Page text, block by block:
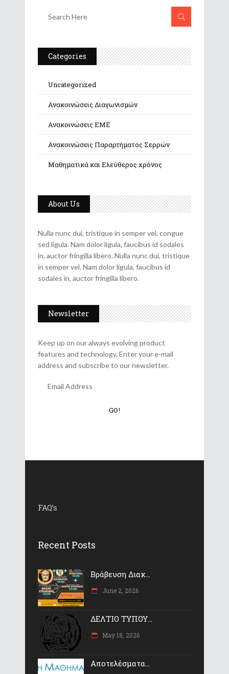
Categories
Uncategorized
Ανακοινώσεις Διαγωνισμών
Ανακοινώσεις ΕΜΕ
Ανακοινώσεις Παραρτήματος Σερρών
Μαθηματικά και Ελεύθερος χρόνος
About Us
Nulla nunc dui, tristique in semper vel, congue
sed ligula. Nam dolor ligula, faucibus id sodales
in, auctor fringilla libero. Nulla nunc dui, tristique
in semper vel. Nam dolor ligula, faucibus id
sodales in, auctor fringilla libero.
Newsletter
Keep up on our always evolving product
features and technology. Enter your e-mail
address and subscribe to our newsletter.
FAQ’s
Recent Posts
Βράβευση Διακ...
June 2, 2026
ΔΕΛΤΙΟ ΤΥΠΟΥ...
May 18, 2026
Αποτελέσματα...